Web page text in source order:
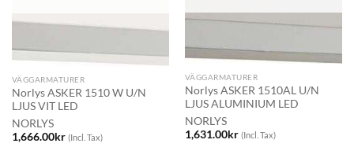
VÄGGARMATURER
Norlys ASKER 1510 W U/N
LJUS VIT LED
NORLYS
1,666.00kr (Incl. Tax)
VÄGGARMATURER
Norlys ASKER 1510AL U/N
LJUS ALUMINIUM LED
NORLYS
1,631.00kr (Incl. Tax)